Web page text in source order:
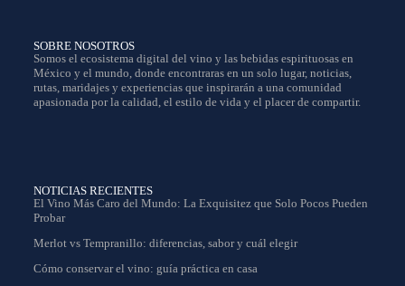
SOBRE NOSOTROS
Somos el ecosistema digital del vino y las bebidas espirituosas en
México y el mundo, donde encontraras en un solo lugar, noticias,
rutas, maridajes y experiencias que inspirarán a una comunidad
apasionada por la calidad, el estilo de vida y el placer de compartir.
NOTICIAS RECIENTES
El Vino Más Caro del Mundo: La Exquisitez que Solo Pocos Pueden
Probar
Merlot vs Tempranillo: diferencias, sabor y cuál elegir
Cómo conservar el vino: guía práctica en casa